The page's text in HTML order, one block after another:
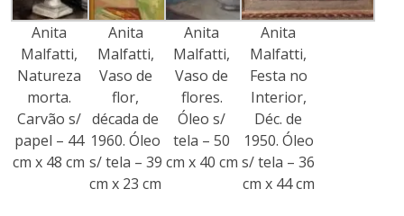
Anita
Malfatti,
Natureza
morta.
Carvão s/
papel – 44
cm x 48 cm
Anita
Malfatti,
Vaso de
flor,
década de
1960. Óleo
s/ tela – 39
cm x 23 cm
Anita
Malfatti,
Vaso de
flores.
Óleo s/
tela – 50
cm x 40 cm
Anita
Malfatti,
Festa no
Interior,
Déc. de
1950. Óleo
s/ tela – 36
cm x 44 cm